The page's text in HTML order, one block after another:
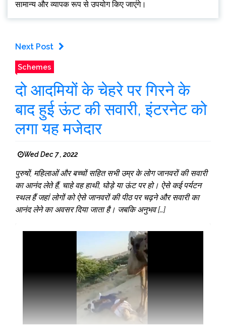
सामान्य और व्यापक रूप से उपयोग किए जाएंगे।
Next Post
Schemes
दो आदमियों के चेहरे पर गिरने के
बाद हुई ऊंट की सवारी, इंटरनेट को
लगा यह मजेदार
Wed Dec 7 , 2022
पुरुषों, महिलाओं और बच्चों सहित सभी उम्र के लोग जानवरों की सवारी
का आनंद लेते हैं, चाहे वह हाथी, घोड़े या ऊंट पर हो। ऐसे कई पर्यटन
स्थल हैं जहां लोगों को ऐसे जानवरों की पीठ पर चढ़ने और सवारी का
आनंद लेने का अवसर दिया जाता है। जबकि अनुभव […]